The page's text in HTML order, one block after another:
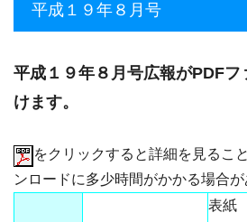
平成１９年８月号
平成１９年８月号広報がPDF
けます。
をクリックすると詳細を見るこ
ンロードに多少時間がかかる場合が
表紙